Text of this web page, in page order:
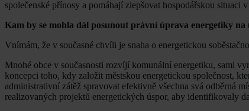
společenské přínosy a pomáhají zlepšovat hospodářskou situaci
Kam by se mohla dál posunout právní úprava energetiky na
Vnímám, že v současné chvíli je snaha o energetickou
Mnohé obce v současnosti rozvíjí komunální energetiku, sami
koncepci toho, kdy založit městskou energetickou společnost,
administrativní zátěž spravovat efektivně všechna svá odběrná
realizovaných projektů energetických úspor, aby identifikovaly